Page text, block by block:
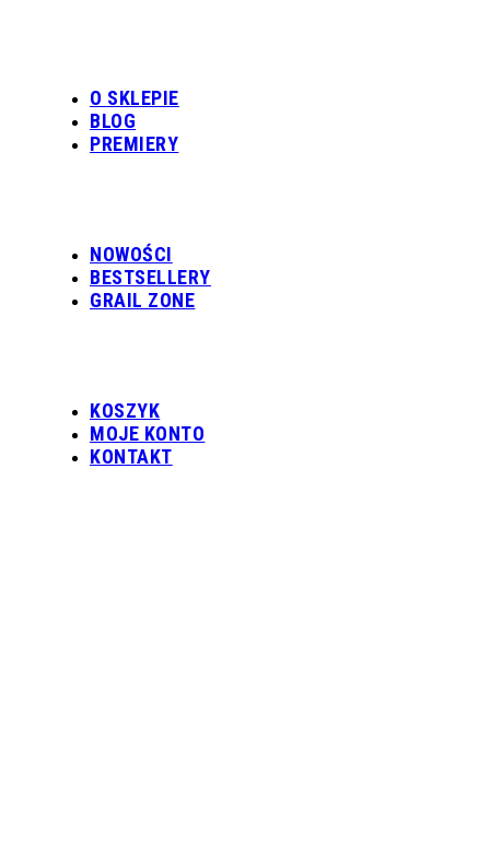
O SKLEPIE
BLOG
PREMIERY
NOWOŚCI
BESTSELLERY
GRAIL ZONE
KOSZYK
MOJE KONTO
KONTAKT